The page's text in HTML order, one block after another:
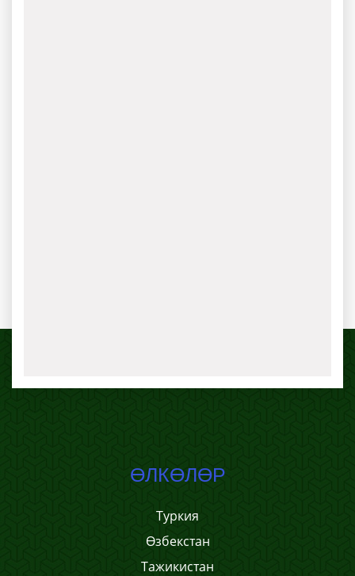
ӨЛКӨЛӨР
Туркия
Өзбекстан
Тажикистан